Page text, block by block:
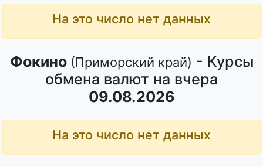
На это число нет данных
Фокино (Приморский край) - Курсы
обмена валют на вчера
09.08.2026
На это число нет данных